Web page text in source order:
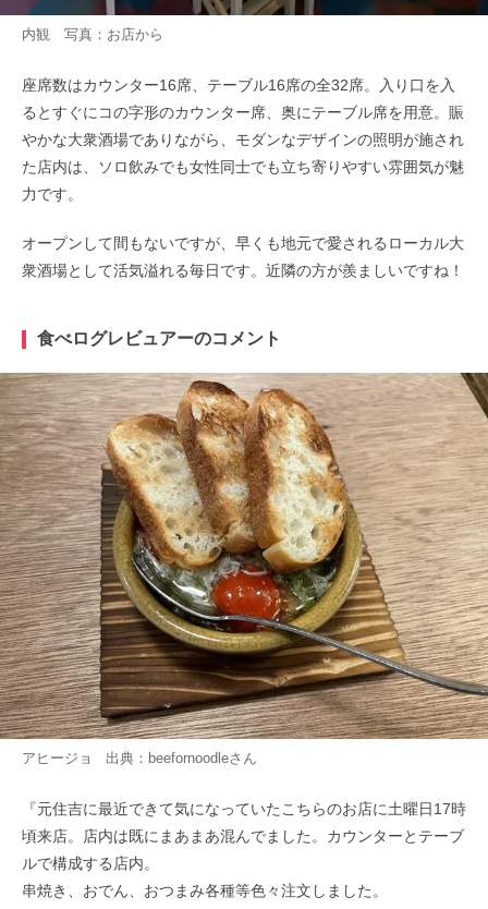
内観 写真：お店から
座席数はカウンター16席、テーブル16席の全32席。入り口を入
るとすぐにコの字形のカウンター席、奥にテーブル席を用意。賑
やかな大衆酒場でありながら、モダンなデザインの照明が施され
た店内は、ソロ飲みでも女性同士でも立ち寄りやすい雰囲気が魅
力です。
オープンして間もないですが、早くも地元で愛されるローカル大
衆酒場として活気溢れる毎日です。近隣の方が羨ましいですね！
食べログレビュアーのコメント
アヒージョ 出典： beefornoodleさん
『元住吉に最近できて気になっていたこちらのお店に土曜日17時
頃来店。店内は既にまあまあ混んでました。カウンターとテーブ
ルで構成する店内。
串焼き、おでん、おつまみ各種等色々注文しました。